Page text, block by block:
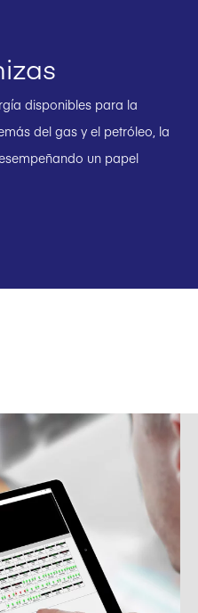
disponibles para la
del gas y el petróleo, la
un papel